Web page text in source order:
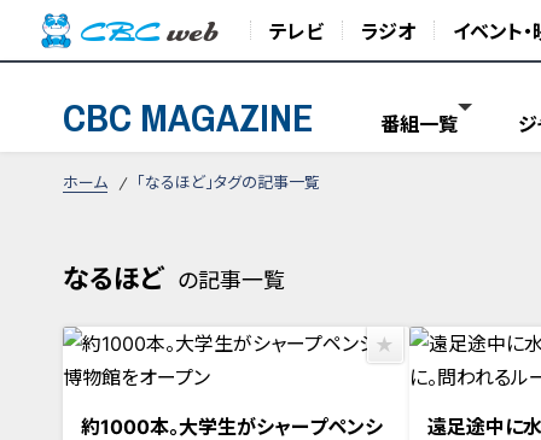
テレビ ラジオ イベント
CBC MAGAZINE 番組一覧
ホーム 「なるほど」タグの記事一覧
なるほど の記事一覧
約1000本。大学生がシャープペンシ
遠足途中に